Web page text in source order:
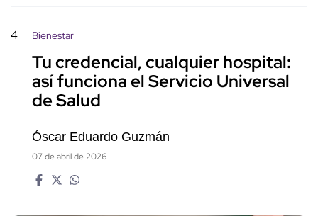
4 Bienestar
Tu credencial, cualquier hospital:
así funciona el Servicio Universal
de Salud
Óscar Eduardo Guzmán
07 de abril de 2026